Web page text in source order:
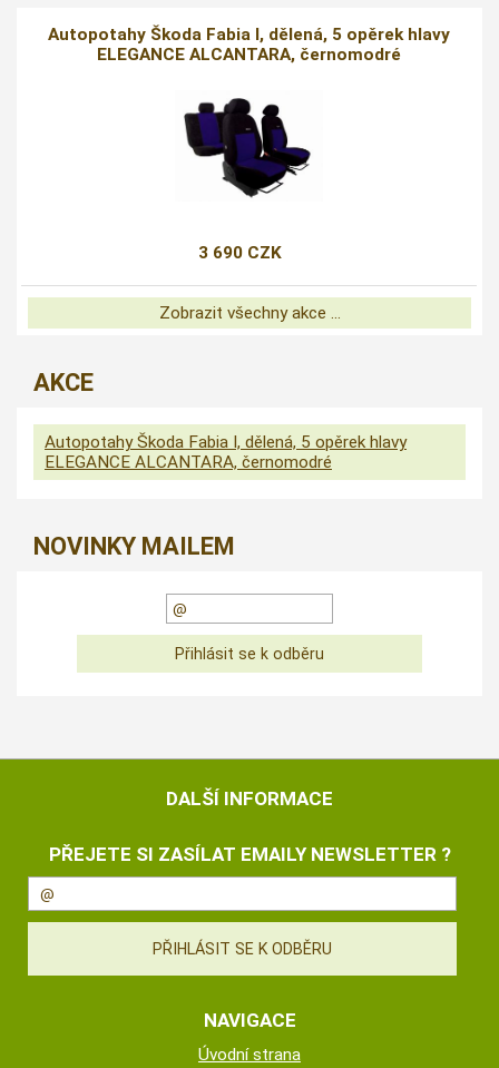
Autopotahy Škoda Fabia I, dělená, 5 opěrek hlavy
ELEGANCE ALCANTARA, černomodré
3 690 CZK
Zobrazit všechny akce ...
AKCE
Autopotahy Škoda Fabia I, dělená, 5 opěrek hlavy
ELEGANCE ALCANTARA, černomodré
NOVINKY MAILEM
DALŠÍ INFORMACE
PŘEJETE SI ZASÍLAT EMAILY NEWSLETTER ?
NAVIGACE
Úvodní strana